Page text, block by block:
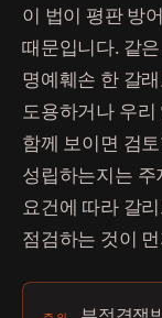
이 법이 평판 방
때문입니다. 같
명예훼손 한 갈
도용하거나 우
함께 보이면 검
성립하는지는 주
요건에 따라 갈
점검하는 것이